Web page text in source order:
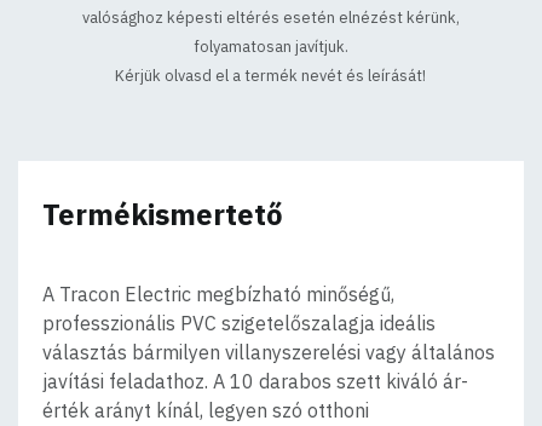
valósághoz képesti eltérés esetén elnézést kérünk,
folyamatosan javítjuk.
Kérjük olvasd el a termék nevét és leírását!
Termékismertető
A Tracon Electric megbízható minőségű,
professzionális PVC szigetelőszalagja ideális
választás bármilyen villanyszerelési vagy általános
javítási feladathoz. A 10 darabos szett kiváló ár-
érték arányt kínál, legyen szó otthoni